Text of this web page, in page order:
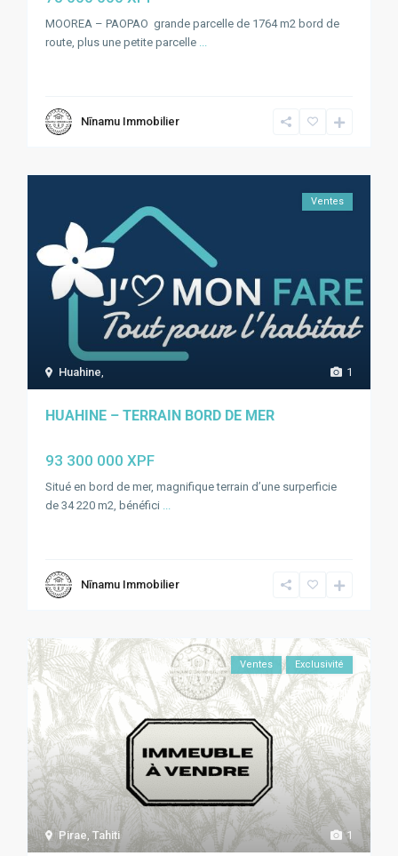
MOOREA – PAOPAO grande parcelle de 1764 m2 bord de
route, plus une petite parcelle ...
Nīnamu Immobilier
1
Huahine,
Ventes
HUAHINE – TERRAIN BORD DE MER
93 300 000 XPF
Situé en bord de mer, magnifique terrain d’une surperficie
de 34 220 m2, bénéfici ...
Nīnamu Immobilier
1
Pirae,Tahiti
Ventes Exclusivité